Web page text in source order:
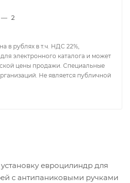
— 2
в рублях в т.ч. НДС 22%,
электронного каталога и может
цены продажи. Специальные
Не является публичной
евроцилиндр для
с антипаниковыми ручками